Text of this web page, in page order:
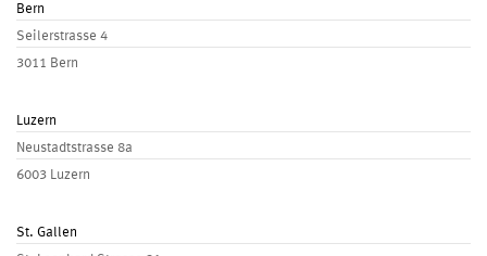
Bern
Seilerstrasse 4
3011 Bern
Luzern
Neustadtstrasse 8a
6003 Luzern
St. Gallen